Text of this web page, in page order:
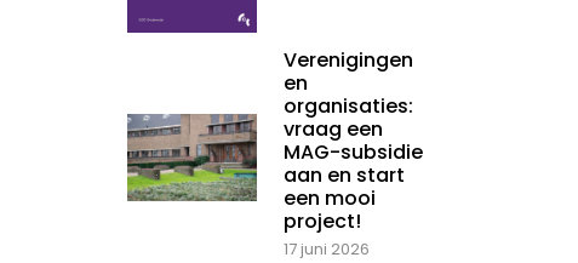
Verenigingen
en
organisaties:
vraag een
MAG-subsidie
aan en start
een mooi
project!
17 juni 2026